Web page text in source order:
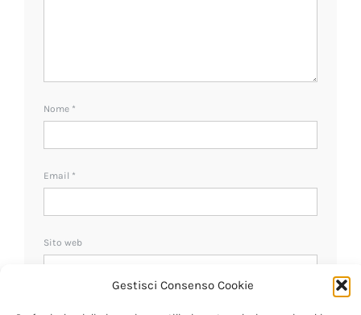
Gestisci Consenso Cookie
Nome *
Email *
Sito web